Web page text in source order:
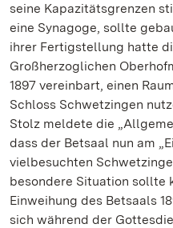
seine Kapazitätsgrenzen
eine Synagoge, sollte
ihrer Fertigstellung hatte
Großherzoglichen
1897 vereinbart, einen
Schloss Schwetzingen
Stolz meldete die
dass der Betsaal nun am
vielbesuchten
besondere Situation sollte
Einweihung des Betsaals
sich während der